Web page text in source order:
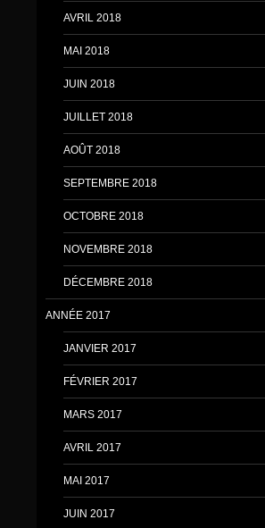
AVRIL 2018
MAI 2018
JUIN 2018
JUILLET 2018
AOÛT 2018
SEPTEMBRE 2018
OCTOBRE 2018
NOVEMBRE 2018
DÉCEMBRE 2018
ANNÉE 2017
JANVIER 2017
FÉVRIER 2017
MARS 2017
AVRIL 2017
MAI 2017
JUIN 2017